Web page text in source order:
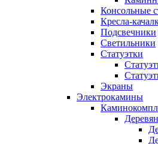
Консольные
Кресла-
Подсвечники
Светильники
Статуэтки
Экраны
Электрокамины